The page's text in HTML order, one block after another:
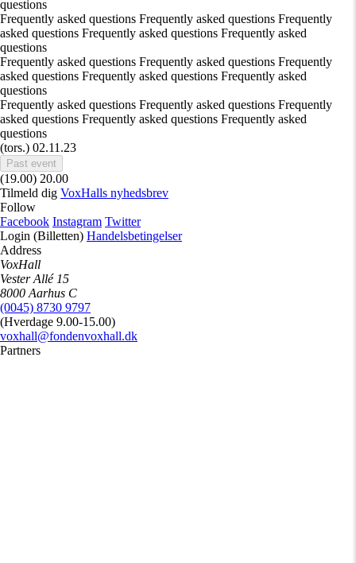
questions
Frequently asked questions Frequently asked questions Frequently
asked questions Frequently asked questions Frequently asked
questions
Frequently asked questions Frequently asked questions Frequently
asked questions Frequently asked questions Frequently asked
questions
Frequently asked questions Frequently asked questions Frequently
asked questions Frequently asked questions Frequently asked
questions
(tors.) 02.11.23
Past event
(19.00) 20.00
Tilmeld dig VoxHalls nyhedsbrev
Follow
Facebook Instagram Twitter
Login (Billetten) Handelsbetingelser
Address
VoxHall
Vester Allé 15
8000 Aarhus C
(0045) 8730 9797
(Hverdage 9.00-15.00)
voxhall@fondenvoxhall.dk
Partners